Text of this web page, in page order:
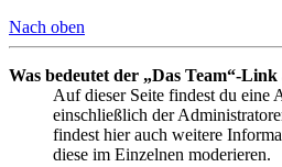
Nach oben
Was bedeutet der „Das Team“-
Auf dieser Seite findest du eine
einschließlich der
findest hier auch weitere
diese im Einzelnen moderieren.